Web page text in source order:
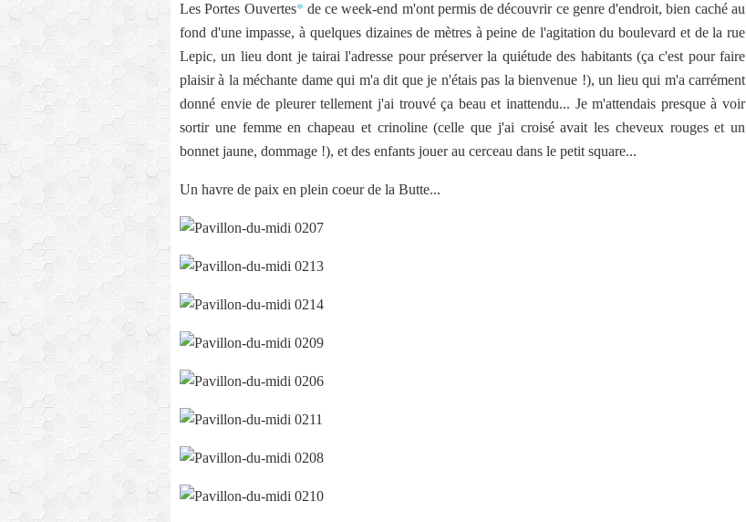
Les Portes Ouvertes* de ce week-end m'ont permis de découvrir ce genre d'endroit, bien caché au
fond d'une impasse, à quelques dizaines de mètres à peine de l'agitation du boulevard et de la rue
Lepic, un lieu dont je tairai l'adresse pour préserver la quiétude des habitants (ça c'est pour faire
plaisir à la méchante dame qui m'a dit que je n'étais pas la bienvenue !), un lieu qui m'a carrément
donné envie de pleurer tellement j'ai trouvé ça beau et inattendu... Je m'attendais presque à voir
sortir une femme en chapeau et crinoline (celle que j'ai croisé avait les cheveux rouges et un
bonnet jaune, dommage !), et des enfants jouer au cerceau dans le petit square...
Un havre de paix en plein coeur de la Butte...